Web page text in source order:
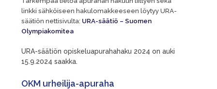
linkki sähköiseen hakulomakkeeseen löytyy URA-
säätiön nettisivulta: URA-säätiö – Suomen
Olympiakomitea
URA-säätiön opiskeluapurahahaku 2024 on auki
15.9.2024 saakka.
OKM urheilija-apuraha